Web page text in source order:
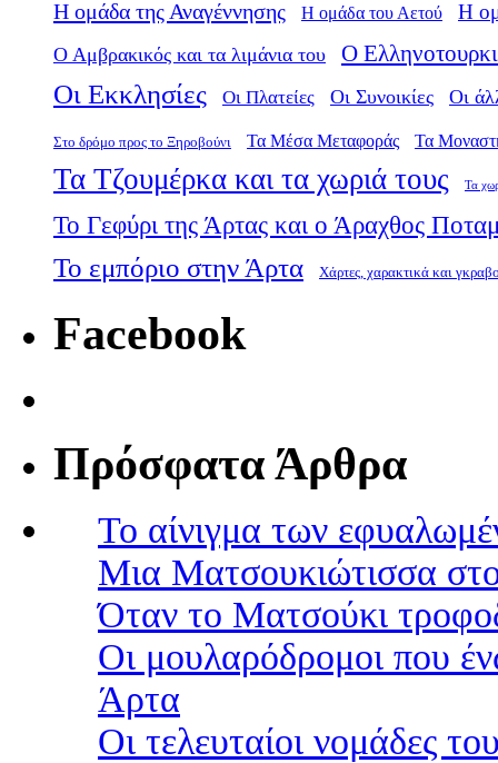
Η ομάδα της Αναγέννησης Η ομάδα του Αετού Η
Ο Αμβρακικός και τα λιμάνια του Ο
Οι Εκκλησίες Οι Πλατείες Οι Συνοικίες Οι
Στο δρόμο προς το Ξηροβούνι Τα Μέσα Μεταφοράς Τα
Τα Τζουμέρκα και τα χωριά τους Τα
Το Γεφύρι της Άρτας και ο Άραχθος
Το εμπόριο στην Άρτα Χάρτες, χαρακτικά και
Facebook
Πρόσφατα Άρθρα
Το αίνιγμα των
Μια Ματσουκιώτισσα
Όταν το Ματσούκι
Οι μουλαρόδρομοι που
Άρτα
Οι τελευταίοι νομάδες